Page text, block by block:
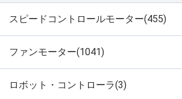
スピードコントロールモーター(455)
ファンモーター(1041)
ロボット・コントローラ(3)